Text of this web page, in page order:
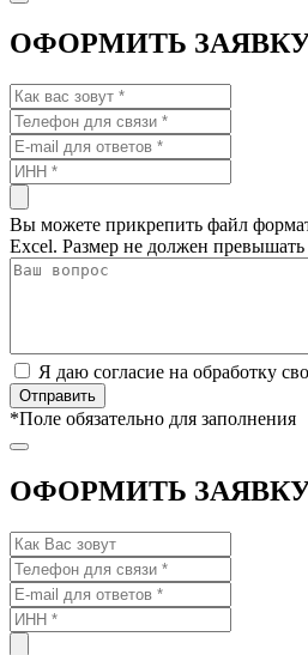
ОФОРМИТЬ
Вы можете прикрепить файл
Excel. Размер не должен
Я даю согласие на обработку
*Поле обязательно для заполнения
ОФОРМИТЬ